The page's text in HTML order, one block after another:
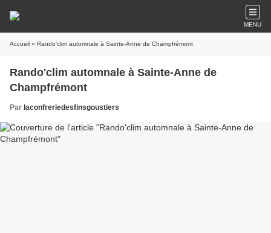
MENU
Accueil » Rando'clim automnale à Sainte-Anne de Champfrémont
Rando'clim automnale à Sainte-Anne de
Champfrémont
Par laconfreriedesfinsgoustiers